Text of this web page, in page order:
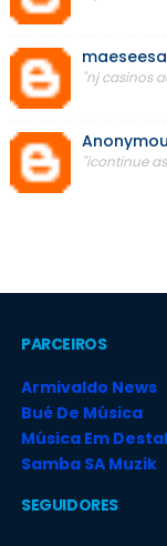
"nj casinos
"icontinue
PARCEIROS
Armivaldo News
Bué De Música
Música Em
Samba SA Muzik
SEGUIDORES